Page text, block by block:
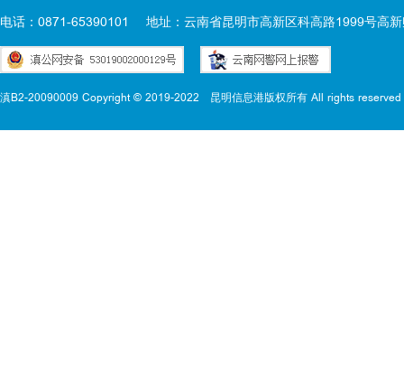
电话：0871-65390101 地址：云南省昆明市高新区科高路1999号高
滇B2-20090009 Copyright © 2019-2022 昆明信息港版权所有 All rights reserved